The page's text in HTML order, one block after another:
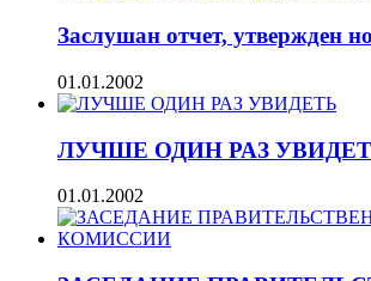
Заслушан отчет, утвержден
01.01.2002
ЛУЧШЕ ОДИН РАЗ
01.01.2002